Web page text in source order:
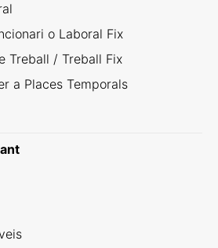
o Laboral Fix
Treball / Treball Fix
a Places Temporals